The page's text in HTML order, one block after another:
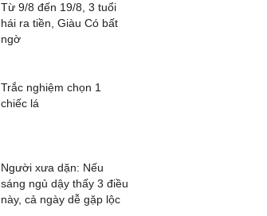
Từ 9/8 đến 19/8, 3 tuổi
hái ra tiền, Giàu Có bất
ngờ
Trắc nghiệm chọn 1
chiếc lá
Người xưa dặn: Nếu
sáng ngủ dậy thấy 3 điều
này, cả ngày dễ gặp lộc